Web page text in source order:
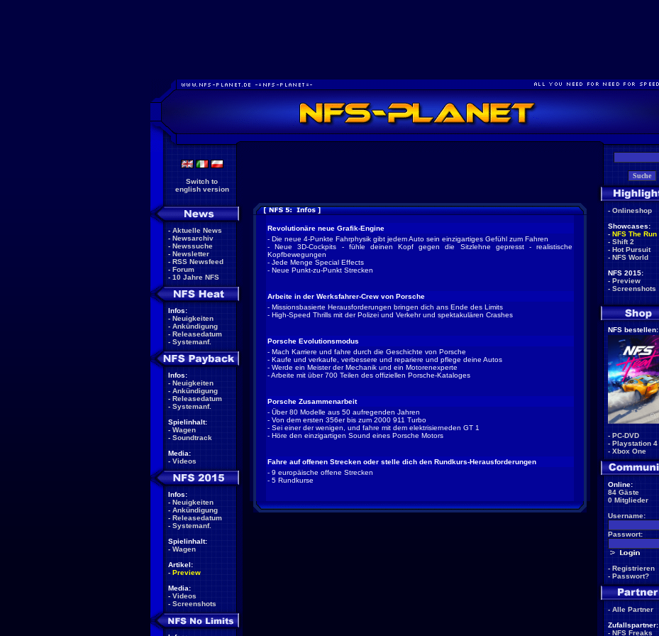
Switch to
english version
- Aktuelle News
- Newsarchiv
- Newssuche
- Newsletter
- RSS Newsfeed
- Forum
- 10 Jahre NFS
Infos:
- Neuigkeiten
- Ankündigung
- Releasedatum
- Systemanf.
Infos:
- Neuigkeiten
- Ankündigung
- Releasedatum
- Systemanf.
Spielinhalt:
- Wagen
- Soundtrack
Media:
- Videos
Infos:
- Neuigkeiten
- Ankündigung
- Releasedatum
- Systemanf.
Spielinhalt:
- Wagen
Artikel:
- Preview
Media:
- Videos
- Screenshots
Revolutionäre neue Grafik-Engine
- Die neue 4-Punkte Fahrphysik gibt jedem Auto sein einzigartiges Gefühl zum Fahren
- Neue 3D-Cockpits - fühle deinen Kopf gegen die Sitzlehne gepresst - realistische
Kopfbewegungen
- Jede Menge Special Effects
- Neue Punkt-zu-Punkt Strecken
Arbeite in der Werksfahrer-Crew von Porsche
- Missionsbasierte Herausforderungen bringen dich ans Ende des Limits
- High-Speed Thrills mit der Polizei und Verkehr und spektakulären Crashes
Porsche Evolutionsmodus
- Mach Karriere und fahre durch die Geschichte von Porsche
- Kaufe und verkaufe, verbessere und repariere und pflege deine Autos
- Werde ein Meister der Mechanik und ein Motorenexperte
- Arbeite mit über 700 Teilen des offiziellen Porsche-Kataloges
Porsche Zusammenarbeit
- Über 80 Modelle aus 50 aufregenden Jahren
- Von dem ersten 356er bis zum 2000 911 Turbo
- Sei einer der wenigen, und fahre mit dem elektrisierneden GT 1
- Höre den einzigartigen Sound eines Porsche Motors
Fahre auf offenen Strecken oder stelle dich den Rundkurs-Herausforderungen
- 9 europäische offene Strecken
- 5 Rundkurse
- Onlineshop
Showcases:
- NFS The Run
- Shift 2
- Hot Pursuit
- NFS World
NFS 2015:
- Preview
- Screenshots
NFS bestellen:
- PC-DVD
- Playstation 4
- Xbox One
Online:
84 Gäste
0 Mitglieder
Username:
Passwort:
- Registrieren
- Passwort?
- Alle Partner
Zufallspartner:
- NFS Freaks